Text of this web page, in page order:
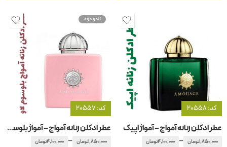
کد: 20558
عطر ادکلن زنانه آمواج – آمواژ اپیک
1,850,000تومان –
4,100,000تومان
ناموجود
کد: 20557
عطر ادکلن زنانه آمواج – آمواژ بلوسوم لاو
1,850,000تومان –
4,100,000تومان